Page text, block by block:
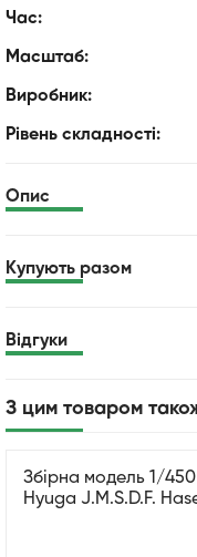
Час:
Масштаб:
Виробник:
Рівень складності:
Опис
Купують разом
Відгуки
З цим товаром
Збірна модель 1/
Hyuga J.M.S.D.F.